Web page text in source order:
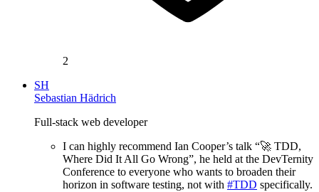
2
SH
Sebastian Hädrich
Full-stack web developer
I can highly recommend Ian Cooper’s talk “🚀 TDD,
Where Did It All Go Wrong”, he held at the DevTernity
Conference to everyone who wants to broaden their
horizon in software testing, not with #TDD specifically.